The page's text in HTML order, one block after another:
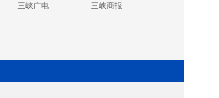
三峡广电 三峡商报